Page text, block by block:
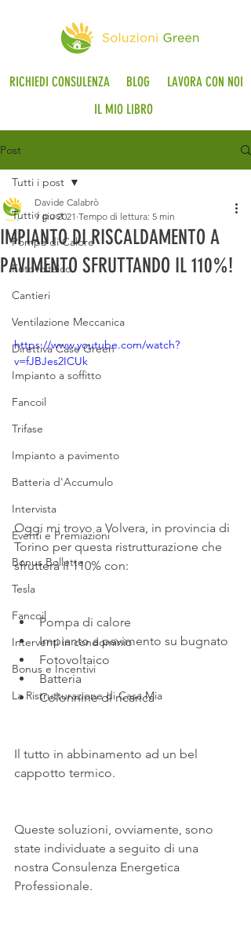
RICHIEDI CONSULENZA BLOG
LAVORA CON NOI
IL MIO LIBRO
Post
Tutti i post
Pompa di Calore
Fotovoltaico
Cantieri
Ventilazione Meccanica
Direttiva Case Green
Impianto a soffitto
Fancoil
Trifase
Impianto a pavimento
Batteria d'Accumulo
Intervista
Eventi e Premiazioni
Bonus Bollette
Tesla
Fancoil
Interventi in condominio
Bonus e Incentivi
La Ristrutturazione di Casa Mia
Tutti i post
IMPIANTO DI RISCALDAMENTO A
PAVIMENTO SFRUTTANDO IL 110%!
Davide Calabrò
9 giu 2021 Tempo di lettura: 5 min
https://www.youtube.com/watch?
v=fJBJes2ICUk
Oggi mi trovo a Volvera, in provincia di
Torino per questa ristrutturazione che
sfrutterà il 110% con:
Pompa di calore
Impianto a pavimento su bugnato
Fotovoltaico
Batteria
Colonnine di ricarica
Il tutto in abbinamento ad un bel
cappotto termico.
Queste soluzioni, ovviamente, sono
state individuate a seguito di una
nostra Consulenza Energetica
Professionale.